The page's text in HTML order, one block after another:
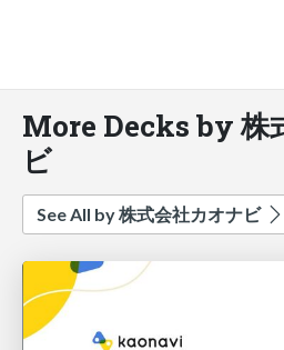
More Decks by 株
ビ
See All by 株式会社カオナビ